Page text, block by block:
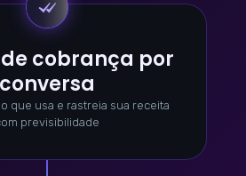
cobrança por
conversa
que usa e rastreia sua receita
previsibilidade